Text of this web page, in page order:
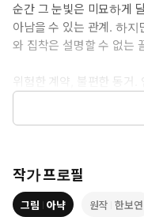
순간 그 눈빛은 미묘하게
아남을 수 있는 관계. 하
와 집착은 설명할 수 없는
위험한 계약, 불편한 동거.
히 번져가는 금지된 감정.
지 드리워져, 그들의 마음
는 치명적인 매혹.
‘속죄, 그 잔혹함에 대하여’
증오와 사랑, 속죄와 배신
작가 프로필
그림 아냑 원작 한보연